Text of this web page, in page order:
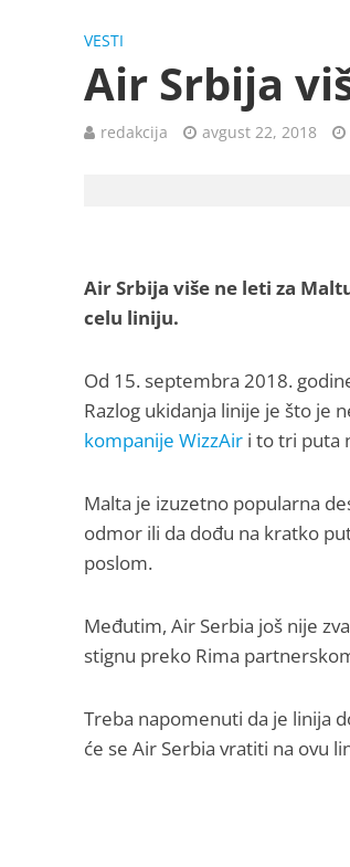
VESTI
Air Srbija
redakcija avgust 22, 2018
Air Srbija više ne leti za
celu liniju.
Od 15. septembra 2018.
Razlog ukidanja linije je što je
kompanije WizzAiri to tri puta
Malta je izuzetno popularna
odmor ili da dođu na kratko
poslom.
Međutim, Air Serbia još nije
stignu preko Rima
Treba napomenuti da je linija
će se Air Serbia vratiti na ovu